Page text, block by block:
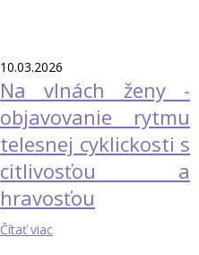
10.03.2026
Na vlnách ženy -
objavovanie rytmu
telesnej cyklickosti s
citlivosťou a
hravosťou
Čítať viac